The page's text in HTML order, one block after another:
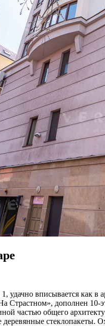
удачно вписывается
Страстном», дополнен
частью общего
стеклопакеты.